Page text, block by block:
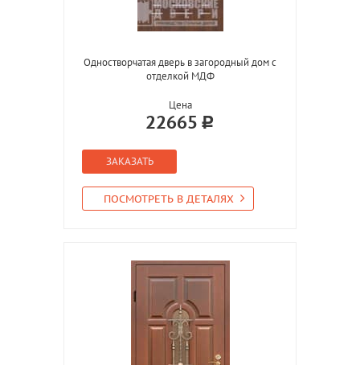
Одностворчатая дверь в загородный дом с
отделкой МДФ
Цена
22665
ЗАКАЗАТЬ
ПОСМОТРЕТЬ В ДЕТАЛЯХ